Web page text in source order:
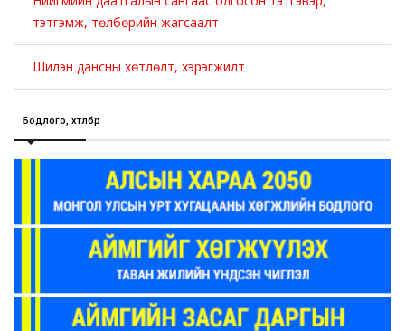
тэтгэмж, төлбөрийн жагсаалт
Шилэн дансны хөтлөлт, хэрэгжилт
Бодлого, хөтөлбөр